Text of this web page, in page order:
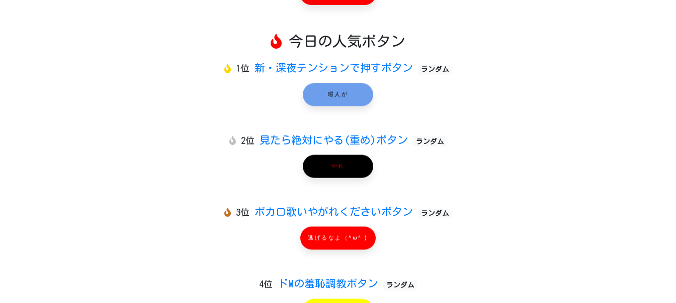
今日の人気ボタン
1位 新・深夜テンションで押すボタン ランダム
暇人が
2位 見たら絶対にやる(重め)ボタン ランダム
やれ
3位 ボカロ歌いやがれくださいボタン ランダム
逃げるなよ（^ω^ )
4位 ドMの羞恥調教ボタン ランダム